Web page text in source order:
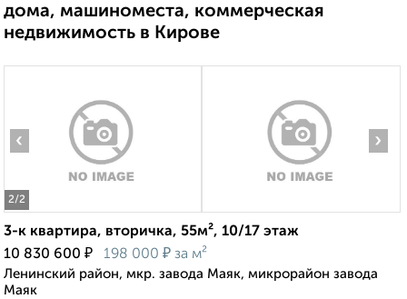
дома, машиноместа, коммерческая
недвижимость в Кирове
2/2
‹ ›
3-к квартира, вторичка, 55м², 10/17 этаж
10 830 600 ₽ 198 000 ₽ за м²
Ленинский район, мкр. завода Маяк, микрорайон завода
Маяк